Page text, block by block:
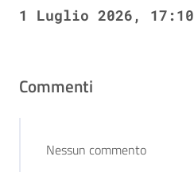
1 Luglio 2026, 17:10
Commenti
Nessun commento